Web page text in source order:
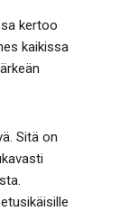
kertoo
kaikissa
Sitä on